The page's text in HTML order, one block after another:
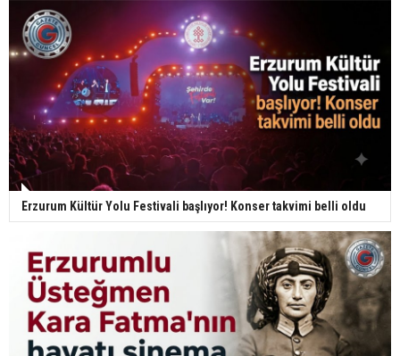
Erzurum Kültür Yolu Festivali başlıyor! Konser takvimi belli oldu